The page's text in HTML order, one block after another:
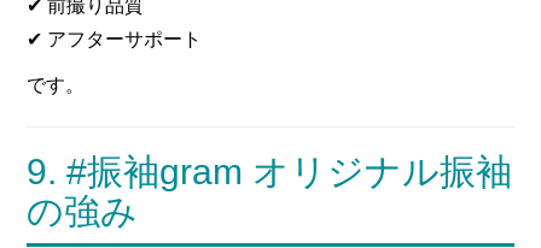
✔ 前撮り品質
✔ アフターサポート
です。
9. #振袖gram オリジナル振袖
の強み